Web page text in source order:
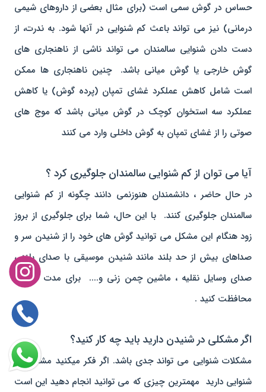
حساس در گوش سمی است (برای مثال بعضی از داروهای شیمی
درمانی) نیز می تواند باعث کم شنوایی در آنها شود. به ندرت، از
دست دادن شنوایی سالمندان می تواند ناشی از ناهنجاری های
گوش خارجی یا گوش میانی باشد. چنین ناهنجاری ها ممکن
است شامل کاهش عملکرد غشای تمپان (پرده گوش) یا کاهش
عملکرد سه استخوان کوچک در گوش میانی باشد که موج های
صوتی را از غشای تمپان به گوش داخلی وارد می کنند
آیا می توان از کم شنوایی سالمندان جلوگیری کرد ؟
در حال حاضر ، دانشمندان هنوزنمی دانند چگونه از کم شنوایی
سالمندان جلوگیری کنند. با این حال، شما برای جلوگیری از بروز
زود هنگام این مشکل می توانید گوش های خود را از شنیدن سر و
صداهای بیش از حد بلند مانند شنیدن موسیقی با صدای بلند ،
صدای وسایل نقلیه ، ماشین چمن زنی و.... برای مدت طولانی
محافظت کنید .
اگر مشکلی در شنیدن دارید باید چه کار کنید؟
مشکلات شنوایی می تواند جدی باشد. اگر فکر میکنید مشکلی در
شنوایی دارید مهمترین چیزی که می توانید انجام دهید این است